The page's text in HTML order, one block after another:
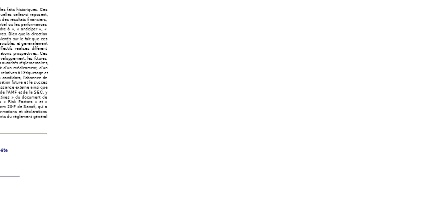
faits historiques. Ces
celles-ci reposent,
des résultats financiers,
ou les performances
à », « anticiper », «
. Bien que la direction
sur le fait que ces
et généralement
réalisés diffèrent
prospectives. Ces
t, les futures
autorités réglementaires,
d’un médicament, d’un
à l’étiquetage et
candidats, l’absence de
future et le succès
externe ainsi que
l'AMF et de la SEC, y
» du document de
« Risk Factors » et «
20-F de Sanofi, qui a
mations et déclarations
du règlement général